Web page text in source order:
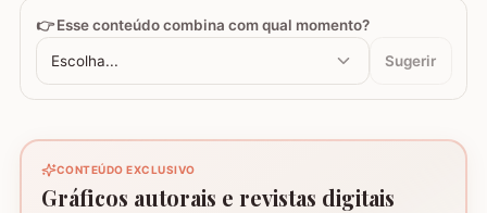
👉 Esse conteúdo combina com qual momento?
Escolha... Sugerir
CONTEÚDO EXCLUSIVO
Gráficos autorais e revistas digitais